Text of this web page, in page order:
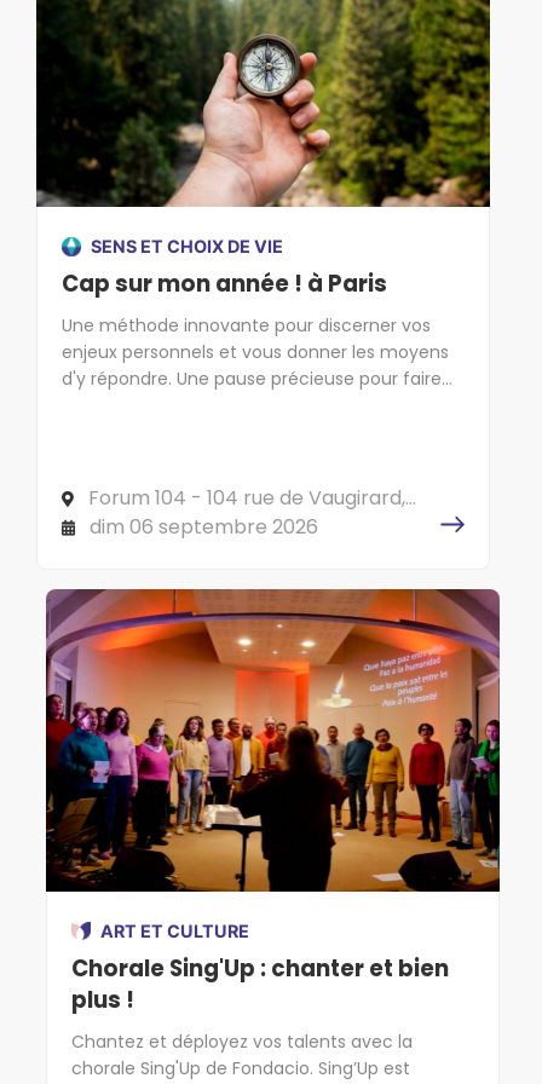
SENS ET CHOIX DE VIE
Cap sur mon année ! à Paris
Une méthode innovante pour discerner vos
enjeux personnels et vous donner les moyens
d'y répondre. Une pause précieuse pour faire
Forum 104 - 104 rue de Vaugirard,
75006 PARIS
dim 06 septembre 2026
ART ET CULTURE
Chorale Sing'Up : chanter et bien
plus !
Chantez et déployez vos talents avec la
chorale Sing'Up de Fondacio. Sing’Up est